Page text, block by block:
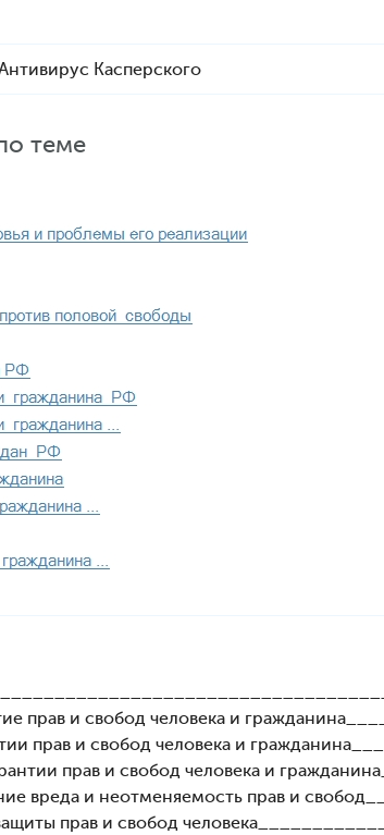
Касперского
теме
прав и свобод человека и
прав и свобод человека и
прав и свобод человека и
вреда и неотменяемость прав и
прав и свобод